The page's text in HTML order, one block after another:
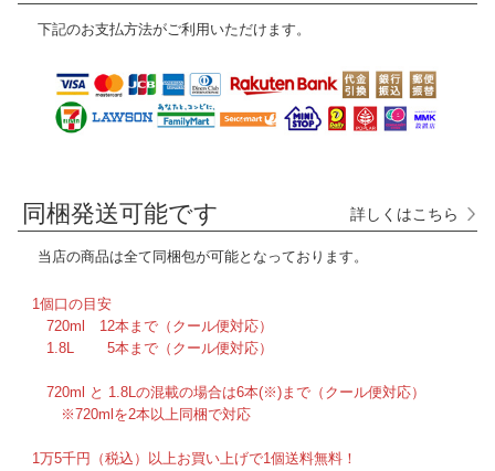
下記のお支払方法がご利用いただけます。
同梱発送可能です 詳しくはこちら
当店の商品は全て 同梱包が可能となっております。
1個口の目安
720ml 12本まで（クール便対応）
1.8L 5本まで（クール便対応）
720ml と 1.8Lの混載の場合は6本(※)まで（クール便対応）
※720mlを2本以上同梱で対応
1万5千円（税込）以上お買い上げで1個送料無料！